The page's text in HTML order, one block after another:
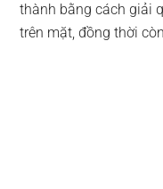
thành bằng cách giải
trên mặt, đồng thời